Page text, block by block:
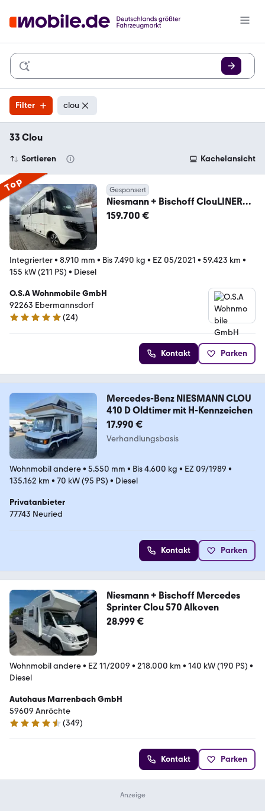
Filter clou
33 Clou
Sortieren Kachelansicht
Top Gesponsert
Niesmann + Bischoff ClouLINER
880 Le Flair 880 LE Flair**Clou
159.700 €
Integrierter• 8.910 mm • Bis 7.490 kg • EZ 05/2021 • 59.423 km •
155 kW (211 PS) • Diesel
O.S.A Wohnmobile GmbH
92263 Ebermannsdorf
4.8 Sterne
(24)
Kontakt Parken
Mercedes-Benz NIESMANN CLOU
410 D Oldtimer mit H-Kennzeichen
17.990 €
Verhandlungsbasis
Wohnmobil andere• 5.550 mm • Bis 4.600 kg • EZ 09/1989 •
135.162 km • 70 kW (95 PS) • Diesel
Privatanbieter
77743 Neuried
Kontakt Parken
Niesmann + Bischoff Mercedes
Sprinter Clou 570 Alkoven
28.999 €
Wohnmobil andere• EZ 11/2009 • 218.000 km • 140 kW (190 PS) •
Diesel
Autohaus Marrenbach GmbH
59609 Anröchte
4.7 Sterne
(349)
Kontakt Parken